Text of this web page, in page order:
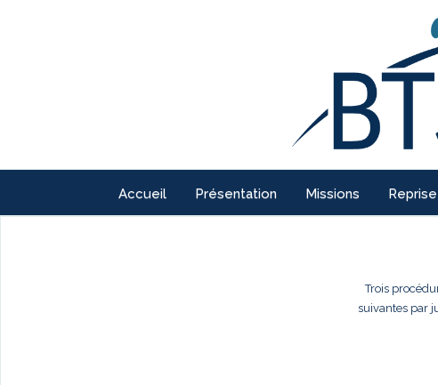
Accueil Présentation Missions Reprise
Trois
suivantes par